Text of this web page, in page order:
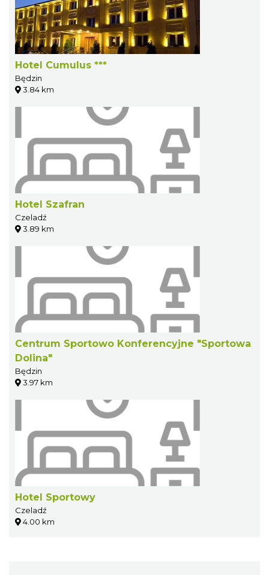
Hotel Cumulus ***
Będzin
3.84 km
Hotel Szafran
Czeladź
3.89 km
Centrum Sportowo Konferencyjne "Sportowa
Dolina"
Będzin
3.97 km
Hotel Sportowy
Czeladź
4.00 km